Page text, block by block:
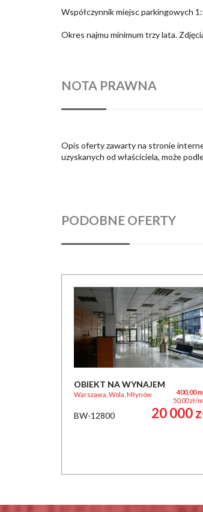
Współczynnik miejsc parkingowych
Okres najmu minimum trzy lata.
NOTA PRAWNA
Opis oferty zawarty na stronie
uzyskanych od właściciela, może
PODOBNE OFERTY
OBIEKT NA WYNAJEM
Warszawa, Wola, Młynów 400,00 m
50,00 zł/m
BW-12800 20 000